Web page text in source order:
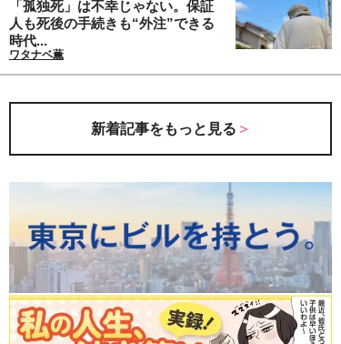
「孤独死」は不幸じゃない。保証
人も死後の手続きも“外注”できる
時代...
ワタナベ薫
新着記事をもっと見る